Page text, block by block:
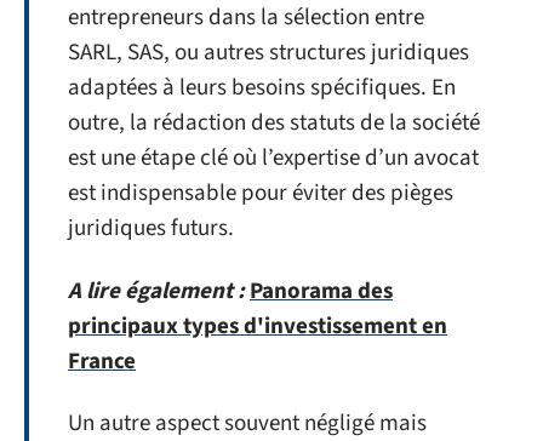
entrepreneurs dans la sélection entre
SARL, SAS, ou autres structures juridiques
adaptées à leurs besoins spécifiques. En
outre, la rédaction des statuts de la société
est une étape clé où l’expertise d’un avocat
est indispensable pour éviter des pièges
juridiques futurs.
A lire également :Panorama des
principaux types d'investissement en
France
Un autre aspect souvent négligé mais